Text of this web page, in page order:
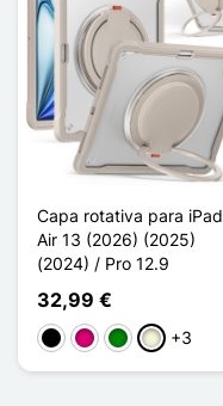
Capa rotativa para iPad
Air 13 (2026) (2025)
(2024) / Pro 12.9
32,99 €
PretoMagenta
VerdeBege+3